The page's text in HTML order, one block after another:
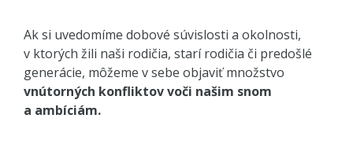
Ak si uvedomíme dobové súvislosti a okolnosti,
v ktorých žili naši rodičia, starí rodičia či predošlé
generácie, môžeme v sebe objaviť množstvo
vnútorných konfliktov voči našim snom
a ambíciám.